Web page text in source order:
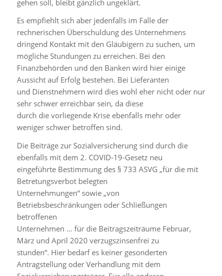
gehen soll, bleibt gänzlich ungeklärt.
Es empfiehlt sich aber jedenfalls im Falle der
rechnerischen Überschuldung des Unternehmens
dringend Kontakt mit den Gläubigern zu suchen, um
mögliche Stundungen zu erreichen. Bei den
Finanzbehörden und den Banken wird hier einige
Aussicht auf Erfolg bestehen. Bei Lieferanten
und Dienstnehmern wird dies wohl eher nicht oder nur
sehr schwer erreichbar sein, da diese
durch die vorliegende Krise ebenfalls mehr oder
weniger schwer betroffen sind.
Die Beiträge zur Sozialversicherung sind durch die
ebenfalls mit dem 2. COVID-19-Gesetz neu
eingeführte Bestimmung des § 733 ASVG „für die mit
Betretungsverbot belegten
Unternehmungen“ sowie „von
Betriebsbeschränkungen oder Schließungen
betroffenen
Unternehmen … für die Beitragszeiträume Februar,
März und April 2020 verzugszinsenfrei zu
stunden“. Hier bedarf es keiner gesonderten
Antragstellung oder Verhandlung mit dem